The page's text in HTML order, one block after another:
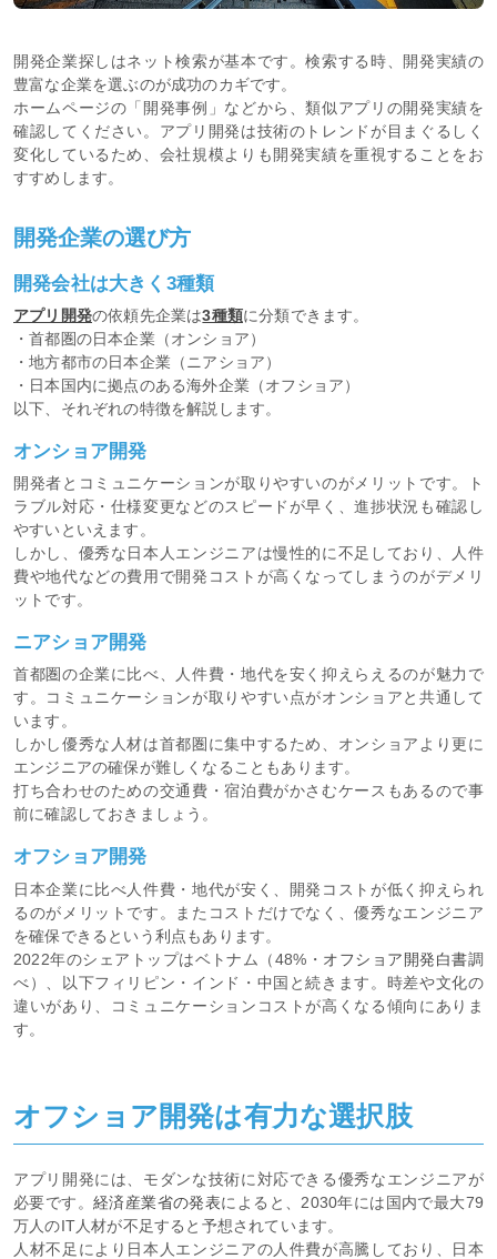
開発企業探しはネット検索が基本です。検索する時、開発実績の
豊富な企業を選ぶのが成功のカギです。
ホームページの「開発事例」などから、類似アプリの開発実績を
確認してください。アプリ開発は技術のトレンドが目まぐるしく
変化しているため、会社規模よりも開発実績を重視することをお
すすめします。
開発企業の選び方
開発会社は大きく3種類
アプリ開発の依頼先企業は3種類に分類できます。
・首都圏の日本企業（オンショア）
・地方都市の日本企業（ニアショア）
・日本国内に拠点のある海外企業（オフショア）
以下、それぞれの特徴を解説します。
オンショア開発
開発者とコミュニケーションが取りやすいのがメリットです。ト
ラブル対応・仕様変更などのスピードが早く、進捗状況も確認し
やすいといえます。
しかし、優秀な日本人エンジニアは慢性的に不足しており、人件
費や地代などの費用で開発コストが高くなってしまうのがデメリ
ットです。
ニアショア開発
首都圏の企業に比べ、人件費・地代を安く抑えらえるのが魅力で
す。コミュニケーションが取りやすい点がオンショアと共通して
います。
しかし優秀な人材は首都圏に集中するため、オンショアより更に
エンジニアの確保が難しくなることもあります。
打ち合わせのための交通費・宿泊費がかさむケースもあるので事
前に確認しておきましょう。
オフショア開発
日本企業に比べ人件費・地代が安く、開発コストが低く抑えられ
るのがメリットです。またコストだけでなく、優秀なエンジニア
を確保できるという利点もあります。
2022年のシェアトップはベトナム（48%・ オフショア開発白書調
べ）、以下フィリピン・インド・中国と続きます。時差や文化の
違いがあり、コミュニケーションコストが高くなる傾向にありま
す。
オフショア開発は有力な選択肢
アプリ開発には、モダンな技術に対応できる優秀なエンジニアが
必要です。経済産業省の発表によると、2030年には国内で最大79
万人のIT人材が不足すると予想されています。
人材不足により日本人エンジニアの人件費が高騰しており、日本